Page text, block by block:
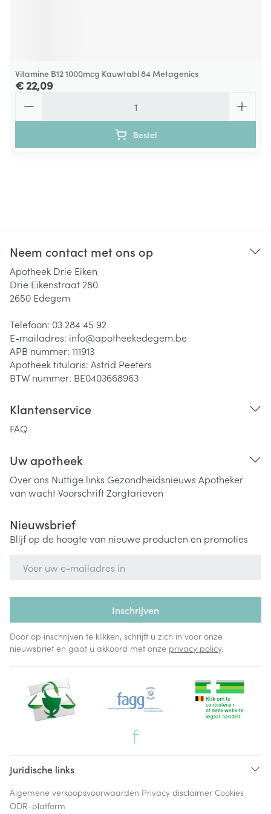
Vitamine B12 1000mcg Kauwtabl 84 Metagenics
€ 22,09
Bestel
Neem contact met ons op
Apotheek Drie Eiken
Drie Eikenstraat 280
2650 Edegem
Telefoon: 03 284 45 92
E-mailadres: info@apotheekedegem.be
APB nummer: 111913
Apotheek titularis: Astrid Peeters
BTW nummer: BE0403668963
Klantenservice
FAQ
Uw apotheek
Over ons Nuttige links Gezondheidsnieuws Apotheker
van wachtVoorschriftZorgtarieven
Nieuwsbrief
Blijf op de hoogte van nieuwe producten en promoties
Inschrijven
Door op inschrijven te klikken, schrijft u zich in voor onze
nieuwsbrief en gaat u akkoord met onze privacy policy.
Juridische links
Algemene verkoopsvoorwaarden Privacy disclaimer Cookies
ODR-platform